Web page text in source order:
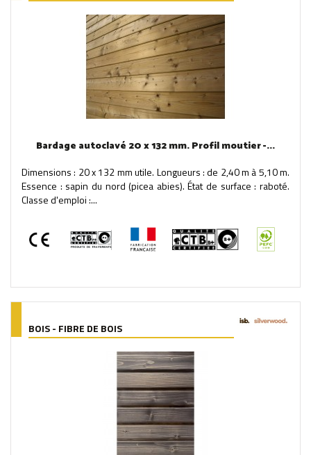
Bardage autoclavé 20 x 132 mm. Profil moutier -...
Dimensions : 20 x 132 mm utile. Longueurs : de 2,40 m à 5,10 m.
Essence : sapin du nord (picea abies). État de surface : raboté.
Classe d'emploi :...
BOIS - FIBRE DE BOIS